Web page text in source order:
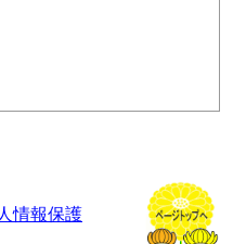
情報保護